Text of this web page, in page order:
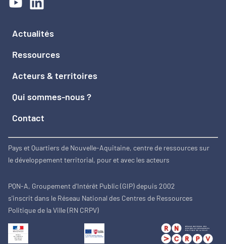
Actualités
Ressources
Acteurs & territoires
Qui sommes-nous ?
Contact
Pays et Quartiers de Nouvelle-Aquitaine, centre de ressources sur
le développement territorial, pour et avec les acteurs
PQN-A, Groupement d'Intérêt Public (GIP) depuis 2002
s'inscrit dans le Réseau National des Centres de Ressources
Politique de la Ville (RN CRPV)